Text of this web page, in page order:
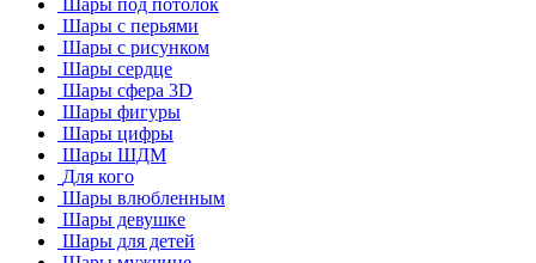
Шары с перьями
Шары с рисунком
Шары сердце
Шары сфера 3D
Шары фигуры
Шары цифры
Шары ШДМ
Для кого
Шары влюбленным
Шары девушке
Шары для детей